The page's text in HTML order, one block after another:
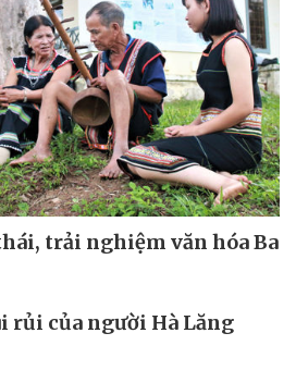
trải nghiệm văn hóa Ba
rủi của người Hà Lăng